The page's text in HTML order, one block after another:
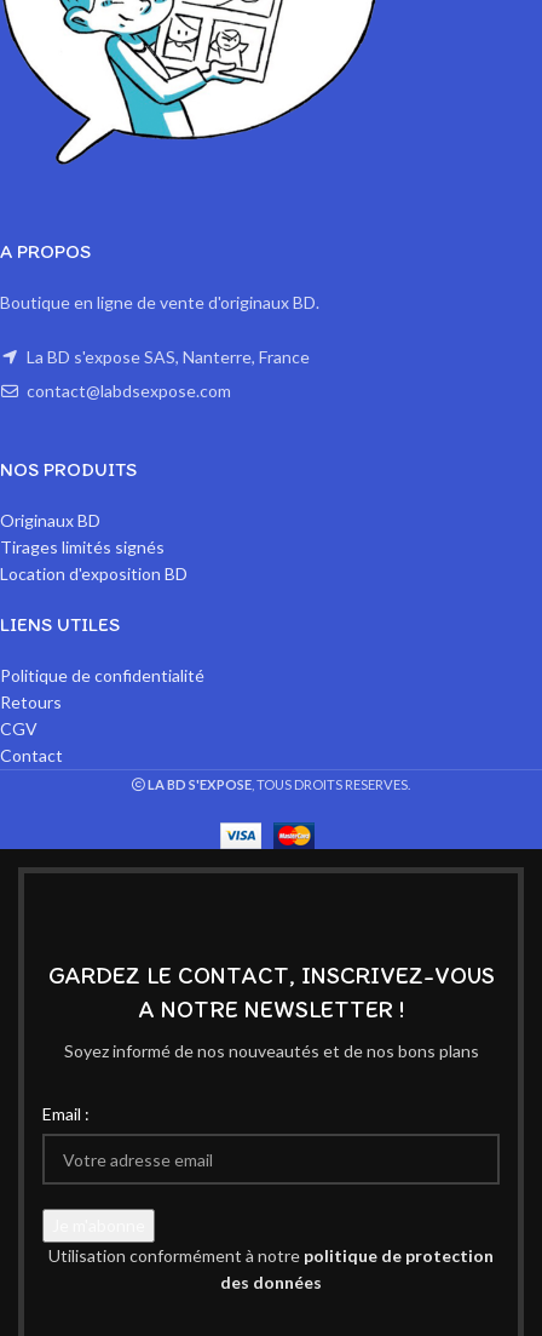
A PROPOS
Boutique en ligne de vente d'originaux BD.
La BD s'expose SAS, Nanterre, France
contact@labdsexpose.com
NOS PRODUITS
Originaux BD
Tirages limités signés
Location d'exposition BD
LIENS UTILES
Politique de confidentialité
Retours
CGV
Contact
LA BD S'EXPOSE , TOUS DROITS RESERVES.
GARDEZ LE CONTACT, INSCRIVEZ-VOUS
A NOTRE NEWSLETTER !
Soyez informé de nos nouveautés et de nos bons plans
Email :
Utilisation conformément à notre politique de protection
des données